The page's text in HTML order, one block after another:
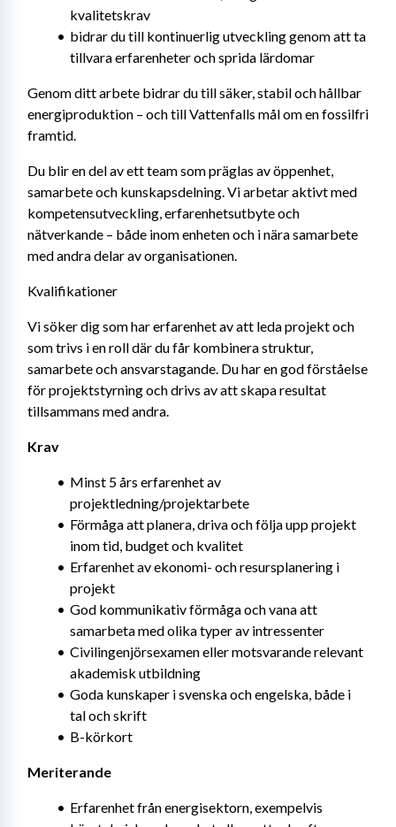
kvalitetskrav
bidrar du till kontinuerlig utveckling genom att ta
tillvara erfarenheter och sprida lärdomar
Genom ditt arbete bidrar du till säker, stabil och hållbar
energiproduktion – och till Vattenfalls mål om en fossilfri
framtid.
Du blir en del av ett team som präglas av öppenhet,
samarbete och kunskapsdelning. Vi arbetar aktivt med
kompetensutveckling, erfarenhetsutbyte och
nätverkande – både inom enheten och i nära samarbete
med andra delar av organisationen.
Kvalifikationer
Vi söker dig som har erfarenhet av att leda projekt och
som trivs i en roll där du får kombinera struktur,
samarbete och ansvarstagande. Du har en god förståelse
för projektstyrning och drivs av att skapa resultat
tillsammans med andra.
Krav
Minst 5 års erfarenhet av
projektledning/projektarbete
Förmåga att planera, driva och följa upp projekt
inom tid, budget och kvalitet
Erfarenhet av ekonomi- och resursplanering i
projekt
God kommunikativ förmåga och vana att
samarbeta med olika typer av intressenter
Civilingenjörsexamen eller motsvarande relevant
akademisk utbildning
Goda kunskaper i svenska och engelska, både i
tal och skrift
B-körkort
Meriterande
Erfarenhet från energisektorn, exempelvis